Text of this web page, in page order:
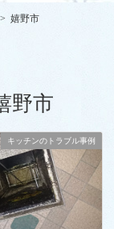
嬉野市
野市
キッチンのトラブル事例